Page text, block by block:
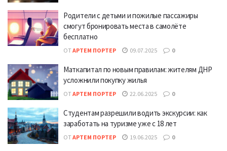
Родители с детьми и пожилые пассажиры
смогут бронировать места в самолёте
бесплатно
ОТ АРТЕМ ПОРТЕР 09.07.2025 0
Маткапитал по новым правилам: жителям ДНР
усложнили покупку жилья
ОТ АРТЕМ ПОРТЕР 22.06.2025 0
Студентам разрешили водить экскурсии: как
заработать на туризме уже с 18 лет
ОТ АРТЕМ ПОРТЕР 19.06.2025 0